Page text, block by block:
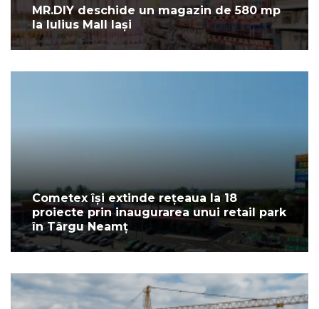
MR.DIY deschide un magazin de 580 mp
la Iulius Mall Iași
Cometex își extinde rețeaua la 18
proiecte prin inaugurarea unui retail park
în Târgu Neamț